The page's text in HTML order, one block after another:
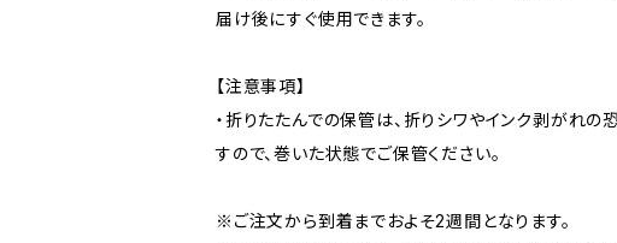
届け後にすぐ使用できます。
【注意事項】
・折りたたんでの保管は、折りシワやインク剥がれの
すので、巻いた状態でご保管ください。
※ご注文から到着までおよそ2週間となります。